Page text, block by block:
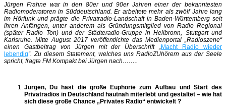
Jürgen Frahne war in den 80er und 90er Jahren einer der bekanntesten
Radiomoderatoren in Süddeutschland. Er arbeitete mehr als zwölf Jahre lang
im Hörfunk und prägte die Privatradio-Landschaft in Baden-Württemberg seit
ihren Anfängen, unter anderem als Gründungsmitglied von Radio Regional
(später Radio Ton) und der Städteradio-Gruppe in Heilbronn, Stuttgart und
Karlsruhe. Mitte August 2017 veröffentlichte das Medienportal „Radioszene“
einen Gastbeitrag von Jürgen mit der Überschrift „ Macht Radio wieder
lebendig“. Zu diesem Statement, welches uns RadioZUhörern aus der Seele
spricht, fragte FM Kompakt bei Jürgen nach……..
Jürgen, Du hast die große Euphorie zum Aufbau und Start des
Privatradios in Deutschland hautnah miterlebt und gestaltet – wie hat
sich diese große Chance „Privates Radio“ entwickelt ?